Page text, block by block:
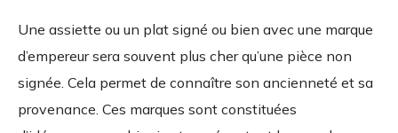
Une assiette ou un plat signé ou bien avec une marque
d’empereur sera souvent plus cher qu’une pièce non
signée. Cela permet de connaître son ancienneté et sa
provenance. Ces marques sont constituées